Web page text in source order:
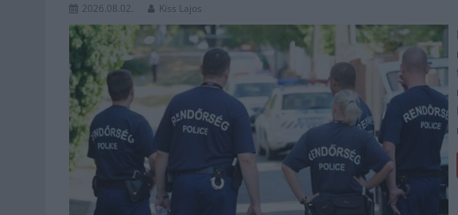
2026.08.02. Kiss Lajos